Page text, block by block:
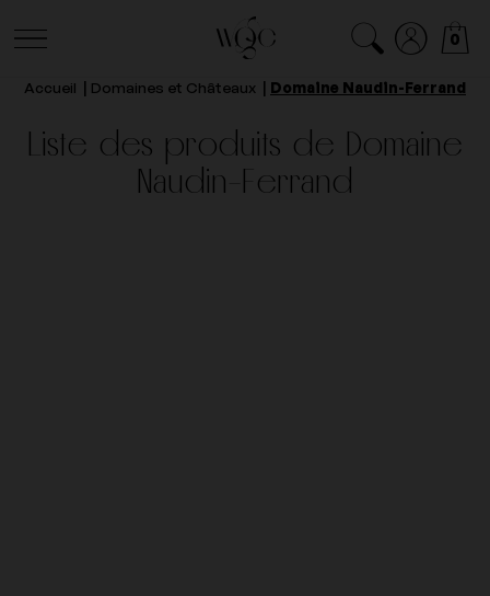
0
Accueil Domaines et Châteaux Domaine Naudin-Ferrand
Liste des produits de Domaine
Naudin-Ferrand